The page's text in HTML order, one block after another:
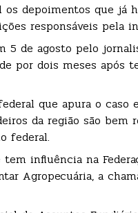
os depoimentos que já
responsáveis pela
5 de agosto pelo
por dois meses após
que apura o caso
da região são bem
federal.
influência na
Agropecuária, a